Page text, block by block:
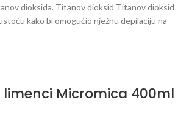
dioksida. Titanov dioksid Titanov dioksid
kako bi omogućio nježnu depilaciju na
limenci Micromica 400ml